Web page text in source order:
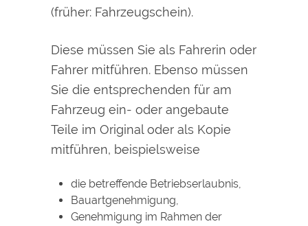
(früher: Fahrzeugschein).
Diese müssen Sie als Fahrerin oder
Fahrer mitführen. Ebenso müssen
Sie die entsprechenden für am
Fahrzeug ein- oder angebaute
Teile im Original oder als Kopie
mitführen, beispielsweise
die betreffende Betriebserlaubnis,
Bauartgenehmigung,
Genehmigung im Rahmen der